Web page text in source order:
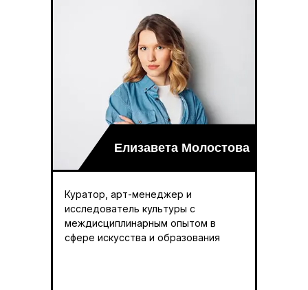
Куратор, арт-менеджер и
исследователь культуры с
междисциплинарным опытом в
сфере искусства и образования
Елизавета Молостова